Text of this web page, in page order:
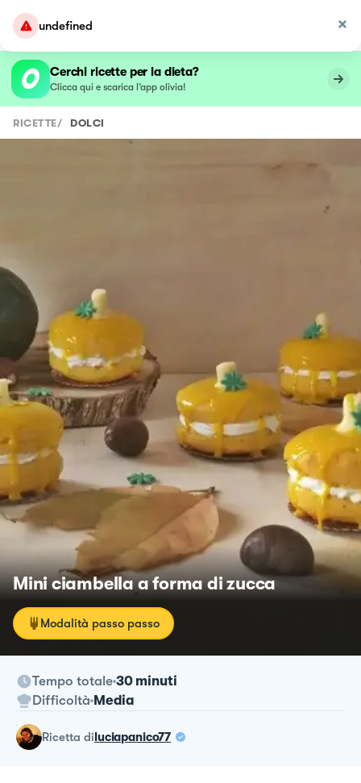
undefined
Cerchi ricette per la dieta?
Clicca qui e scarica l’app olivia!
RICETTE/ DOLCI
Mini ciambella a forma di zucca
Modalità passo passo
Tempo totale 30 minuti
Difficoltà Media
ricetta diluciapanico77